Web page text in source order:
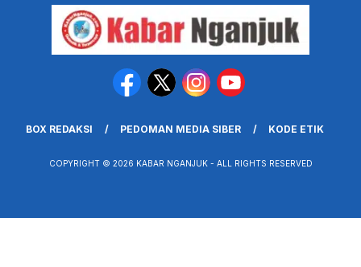
BOX REDAKSI PEDOMAN MEDIA SIBER KODE ETIK
COPYRIGHT © 2026 KABAR NGANJUK - ALL RIGHTS RESERVED